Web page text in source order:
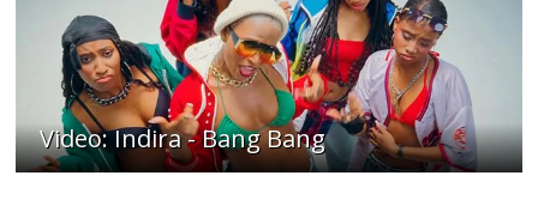
Video: Indira - Bang Bang